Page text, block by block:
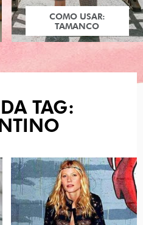
COMO USAR:
TAMANCO
TAG: